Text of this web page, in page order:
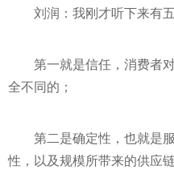
刘润：我刚才听下来有
第一就是信任，消费者
全不同的；
第二是确定性 ，也就是
性 ，以及规模所带来的供应